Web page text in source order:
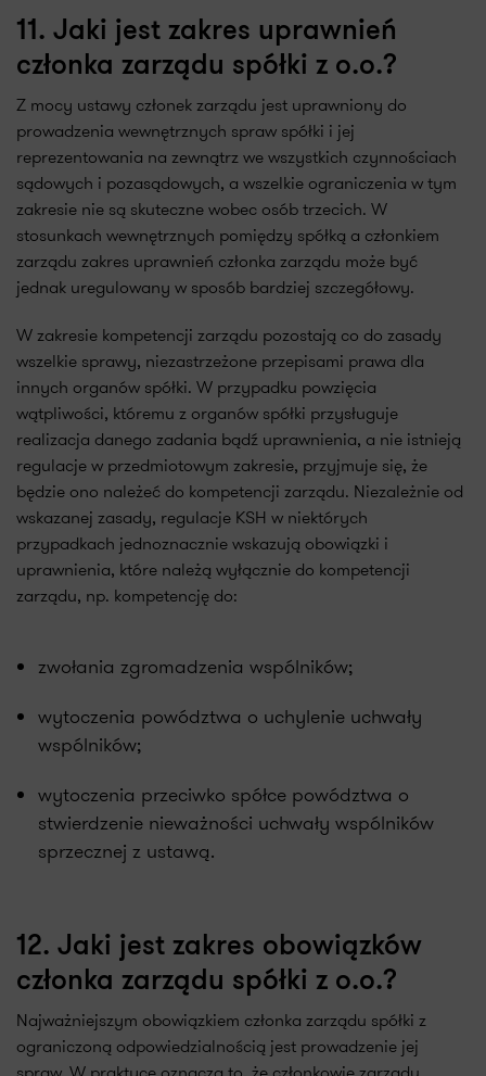
11. Jaki jest zakres uprawnień
członka zarządu spółki z o.o.?
Z mocy ustawy członek zarządu jest uprawniony do
prowadzenia wewnętrznych spraw spółki i jej
reprezentowania na zewnątrz we wszystkich czynnościach
sądowych i pozasądowych, a wszelkie ograniczenia w tym
zakresie nie są skuteczne wobec osób trzecich. W
stosunkach wewnętrznych pomiędzy spółką a członkiem
zarządu zakres uprawnień członka zarządu może być
jednak uregulowany w sposób bardziej szczegółowy.
W zakresie kompetencji zarządu pozostają co do zasady
wszelkie sprawy, niezastrzeżone przepisami prawa dla
innych organów spółki. W przypadku powzięcia
wątpliwości, któremu z organów spółki przysługuje
realizacja danego zadania bądź uprawnienia, a nie istnieją
regulacje w przedmiotowym zakresie, przyjmuje się, że
będzie ono należeć do kompetencji zarządu. Niezależnie od
wskazanej zasady, regulacje KSH w niektórych
przypadkach jednoznacznie wskazują obowiązki i
uprawnienia, które należą wyłącznie do kompetencji
zarządu, np. kompetencję do:
zwołania zgromadzenia wspólników;
wytoczenia powództwa o uchylenie uchwały
wspólników;
wytoczenia przeciwko spółce powództwa o
stwierdzenie nieważności uchwały wspólników
sprzecznej z ustawą.
12. Jaki jest zakres obowiązków
członka zarządu spółki z o.o.?
Najważniejszym obowiązkiem członka zarządu spółki z
ograniczoną odpowiedzialnością jest prowadzenie jej